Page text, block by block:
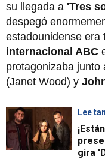
su llegada a 'Tres
despegó
estadounidense era
internacional ABC
protagonizaba junto
(Janet Wood) y
Lee
gira